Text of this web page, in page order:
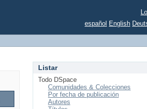
español English
Listar
Todo DSpace
Comunidades & Colecciones
Por fecha de publicación
Autores